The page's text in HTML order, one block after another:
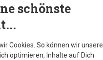
schönste
Cookies. So können wir unsere
optimieren, Inhalte auf Dich